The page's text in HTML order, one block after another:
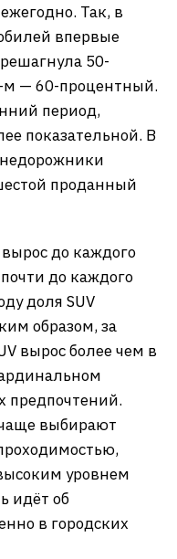
Так, в
впервые
50-
м — 60-процентный.
период,
показательной. В
проданный
вырос до каждого
до каждого
доля SUV
образом, за
вырос более чем в
предпочтений.
выбирают
уровнем
идёт об
в городских